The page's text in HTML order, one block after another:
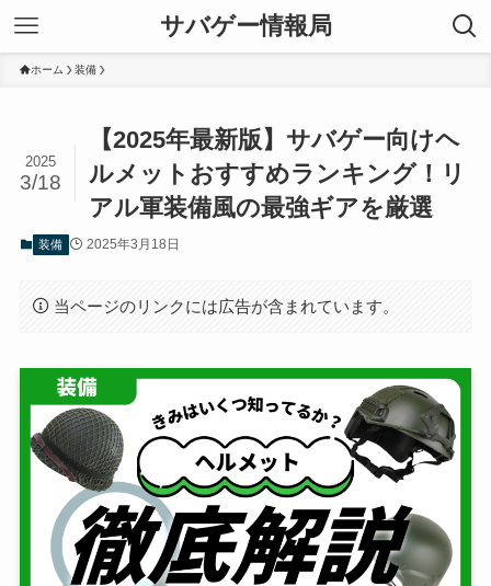
サバゲー情報局
ホーム 装備
【2025年最新版】サバゲー向けヘ
ルメットおすすめランキング！リ
アル軍装備風の最強ギアを厳選
2025
3/18
装備 2025年3月18日
当ページのリンクには広告が含まれています。